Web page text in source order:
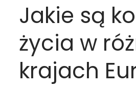
Jakie są
życia w
krajach